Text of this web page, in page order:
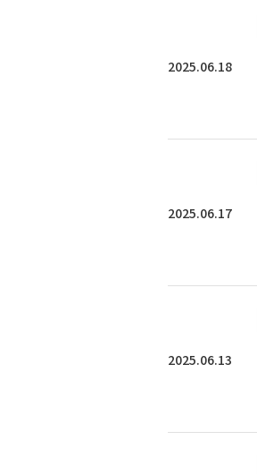
2025.06.18
2025.06.17
2025.06.13